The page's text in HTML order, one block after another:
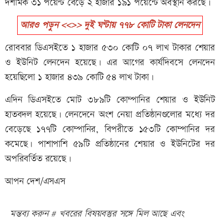
আরও পড়ুন <<>> দুই ঘণ্টায় ৭৭৮ কোটি টাকা লেনদেন
রোববার ডিএসইতে ১ হাজার ৫৩০ কোটি ০৭ লাখ টাকার শেয়ার
ও ইউনিট লেনদেন হয়েছে। এর আগের কার্যদিবসে লেনদেন
হয়েছিলো ১ হাজার ৪৩৯ কোটি ৫৪ লাখ টাকা।
এদিন ডিএসইতে মোট ৩৮৯টি কোম্পানির শেয়ার ও ইউনিট
হাতবদল হয়েছে। লেনদেনে অংশ নেয়া প্রতিষ্ঠানগুলোর মধ্যে দর
বেড়েছে ১৭৭টি কোম্পানির, বিপরীতে ১৫৩টি কোম্পানির দর
কমেছে। পাশাপাশি ৫৯টি প্রতিষ্ঠানের শেয়ার ও ইউনিটের দর
অপরিবর্তিত রয়েছে।
আপন দেশ/এসএস
মন্তব্য করুন # খবরের বিষয়বস্তুর সঙ্গে মিল আছে এবং